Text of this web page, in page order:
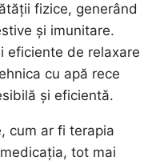
fizice, generând
și imunitare.
eficiente de relaxare
cu apă rece
și eficientă.
cum ar fi terapia
tot mai